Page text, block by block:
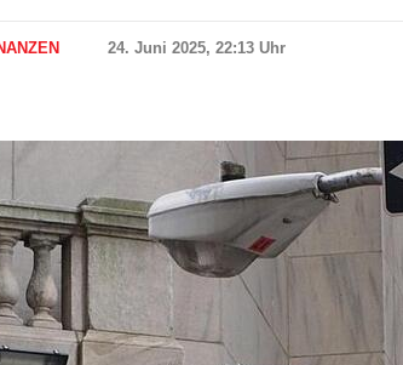
24. Juni 2025, 22:13 Uhr